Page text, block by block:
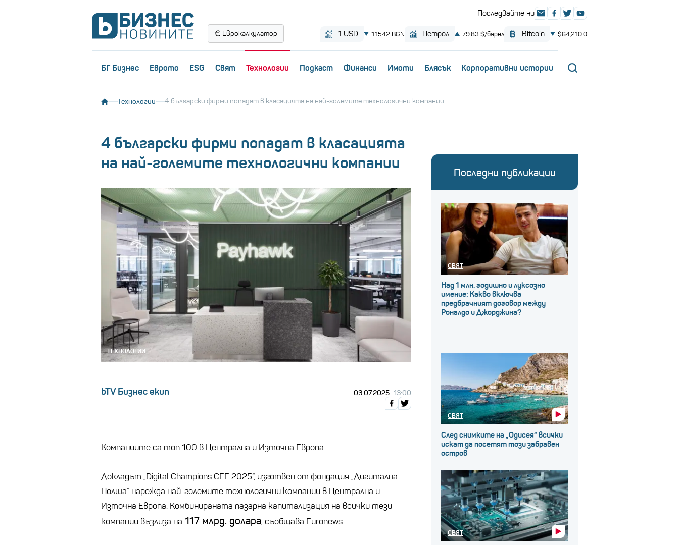
Еврокалкулатор
БГ Бизнес Еврото ESG Свят Технологии Пoдкаст Финанси Имоти Блясък Корпоративни истории
Технологии 4 български фирми попадат в класацията на най-големите технологични компании
4 български фирми попадат в класацията
на най-големите технологични компании
ТЕХНОЛОГИИ
bTV Бизнес екип 03.07.2025 13:00
Компаниите са топ 100 в Централна и Източна Европа
Докладът „Digital Champions CEE 2025“, изготвен от фондация „Дигитална
Полша“ нарежда най-големите технологични компании в Централна и
Източна Европа. Комбинираната пазарна капитализация на всички тези
компании възлиза на 117 млрд. долара, съобщава Euronews.
Последни публикации
СВЯТ
Над 1 млн. годишно и луксозно
имение: Какво включва
предбрачният договор между
Роналдо и Джорджина?
СВЯТ
След снимките на „Одисея“ всички
искат да посетят този забравен
остров
СВЯТ